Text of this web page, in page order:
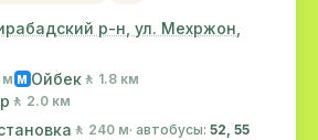
р-н, ул. Мехржон,
м M Ойбек 🚶 1.8 км
🚶 2.0 км
🚶 240 м· автобусы: 52, 55